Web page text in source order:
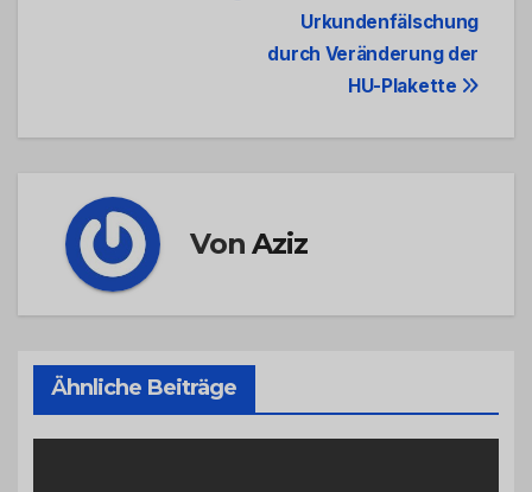
Urkundenfälschung
durch Veränderung der
HU-Plakette
VonAziz
Ähnliche Beiträge